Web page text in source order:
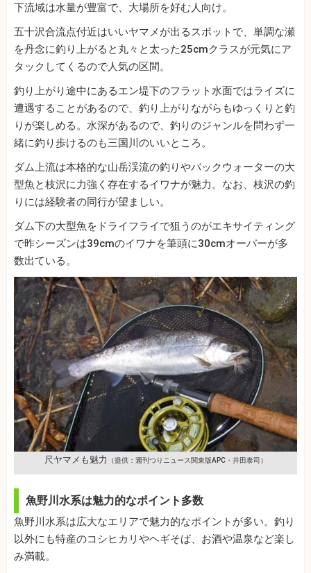
下流域は水量が豊富で、大場所を好む人向け。
五十沢合流点付近はいいヤマメが出るスポットで、単調な瀬
を丹念に釣り上がると丸々と太った25cmクラスが元気にア
タックしてくるので人気の区間。
釣り上がり途中にあるエン堤下のフラット水面ではライズに
遭遇することがあるので、釣り上がりながらもゆっくりと釣
りが楽しめる。水深があるので、釣りのジャンルを問わず一
緒に釣り歩けるのも三国川のいいところ。
ダム上流は本格的な山岳渓流の釣りやバックウォーターの大
型魚と枝沢に力強く存在するイワナが魅力。なお、枝沢の釣
りには経験者の同行が望ましい。
ダム下の大型魚をドライフライで狙うのがエキサイティング
で昨シーズンは39cmのイワナを筆頭に30cmオーバーが多
数出ている。
尺ヤマメも魅力 （提供：週刊つりニュース関東版APC・井田泰司）
魚野川水系は魅力的なポイント多数
魚野川水系は広大なエリアで魅力的なポイントが多い。釣り
以外にも特産のコシヒカリやヘギそば、お酒や温泉など楽し
み満載。